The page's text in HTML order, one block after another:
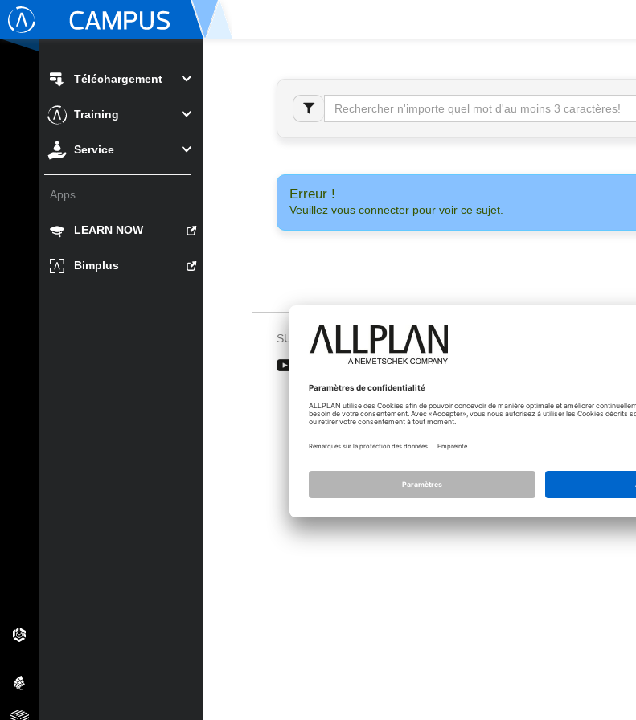
Téléchargement
Training
Service
Apps
LEARN NOW
Bimplus
Erreur !
Veuillez vous connecter pour voir ce sujet.
SUIVEZ-NOUS SUR ADMIN
Licence
Paramétrage de confidentialité